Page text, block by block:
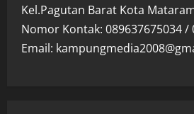
Kel.Pagutan Barat Kota
Nomor Kontak: 089637675034 /
Email: